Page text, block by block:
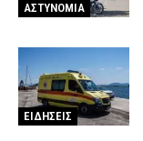
ΑΣΤΥΝΟΜΙΑ
ΕΙΔΗΣΕΙΣ